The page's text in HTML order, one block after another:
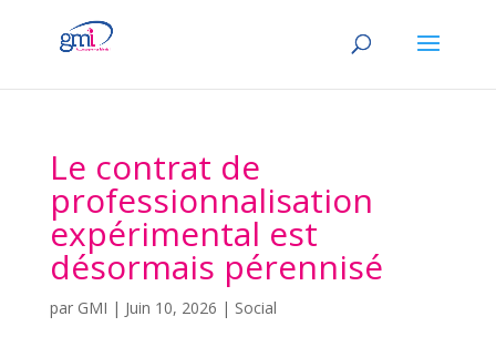
Le contrat de
professionnalisation
expérimental est
désormais pérennisé
par GMI | Juin 10, 2026 | Social